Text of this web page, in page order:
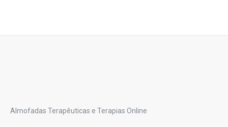
Almofadas Terapêuticas e Terapias Online